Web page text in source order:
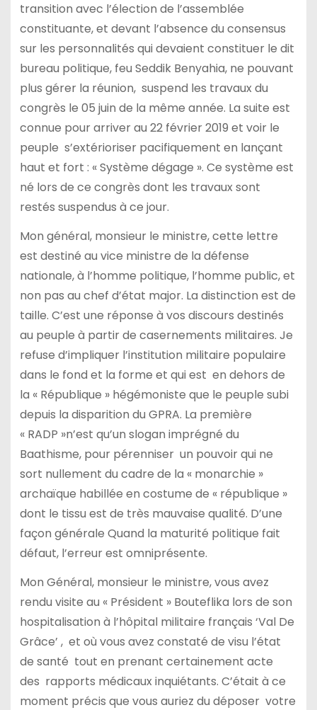
transition avec l’élection de l’assemblée
constituante, et devant l’absence du consensus
sur les personnalités qui devaient constituer le dit
bureau politique, feu Seddik Benyahia, ne pouvant
plus gérer la réunion, suspend les travaux du
congrès le 05 juin de la même année. La suite est
connue pour arriver au 22 février 2019 et voir le
peuple s’extérioriser pacifiquement en lançant
haut et fort : « Système dégage ». Ce système est
né lors de ce congrès dont les travaux sont
restés suspendus à ce jour.
Mon général, monsieur le ministre, cette lettre
est destiné au vice ministre de la défense
nationale, à l’homme politique, l’homme public, et
non pas au chef d’état major. La distinction est de
taille. C’est une réponse à vos discours destinés
au peuple à partir de casernements militaires. Je
refuse d’impliquer l’institution militaire populaire
dans le fond et la forme et qui est en dehors de
la « République » hégémoniste que le peuple subi
depuis la disparition du GPRA. La première
« RADP »n’est qu’un slogan imprégné du
Baathisme, pour pérenniser un pouvoir qui ne
sort nullement du cadre de la « monarchie »
archaïque habillée en costume de « république »
dont le tissu est de très mauvaise qualité. D’une
façon générale Quand la maturité politique fait
défaut, l’erreur est omniprésente.
Mon Général, monsieur le ministre, vous avez
rendu visite au « Président » Bouteflika lors de son
hospitalisation à l’hôpital militaire français ‘Val De
Grâce’ , et où vous avez constaté de visu l’état
de santé tout en prenant certainement acte
des rapports médicaux inquiétants. C’était à ce
moment précis que vous auriez du déposer votre